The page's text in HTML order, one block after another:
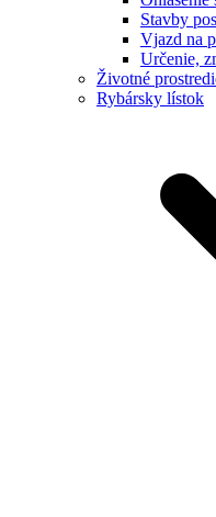
Stavby
Vjazd na
Určenie,
Životné
Rybársky lístok